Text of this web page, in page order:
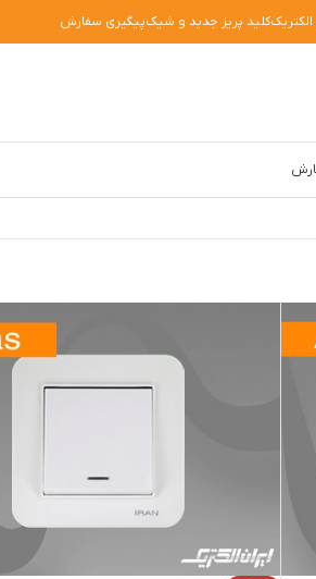
کلید پریز جدید و شیکپیگیری سفارش